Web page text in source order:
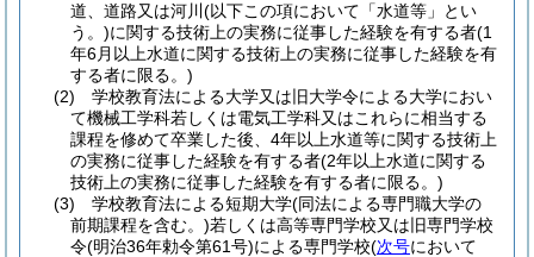
道、道路又は河川 (以下この項において「水道等」とい
う。)に関する技術上の実務に従事した経験を有する者(1
年6月以上水道に関する技術上の実務に従事した経験を有
する者に限る。)
(2)
学校教育法による大学又は旧大学令による大学におい
て機械工学科若しくは電気工学科又はこれらに相当する
課程を修めて卒業した後、4年以上水道等に関する技術上
の実務に従事した経験を有する者(2年以上水道に関する
技術上の実務に従事した経験を有する者に限る。)
(3)
学校教育法による短期大学(同法による専門職大学の
前期課程を含む。)若しくは高等専門学校又は旧専門学校
令(明治36年勅令第61号)による専門学校(次号において